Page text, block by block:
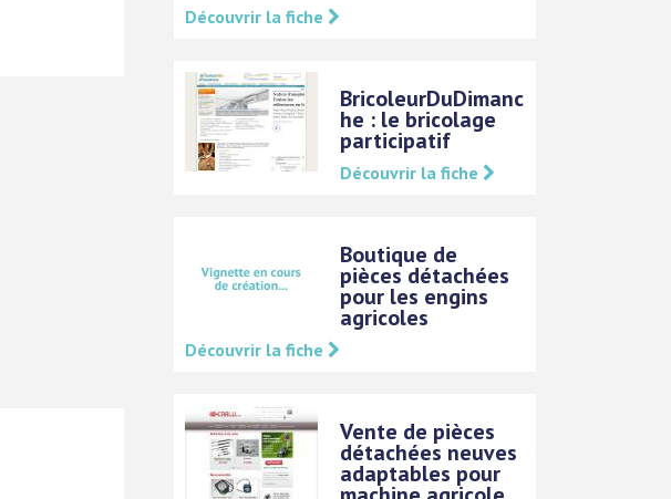
Découvrir la fiche
BricoleurDuDimanc
he : le bricolage
participatif
Découvrir la fiche
Boutique de
pièces détachées
pour les engins
agricoles
Découvrir la fiche
Vente de pièces
détachées neuves
adaptables pour